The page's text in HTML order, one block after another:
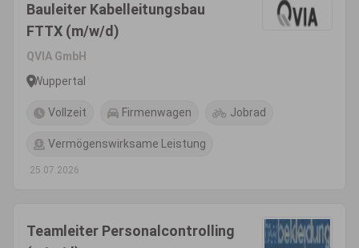
Bauleiter Kabelleitungsbau
FTTX (m/w/d)
QVIA GmbH
Wuppertal
Vollzeit Firmenwagen Jobrad
Vermögenswirksame Leistung
25.07.2026
Teamleiter Personalcontrolling